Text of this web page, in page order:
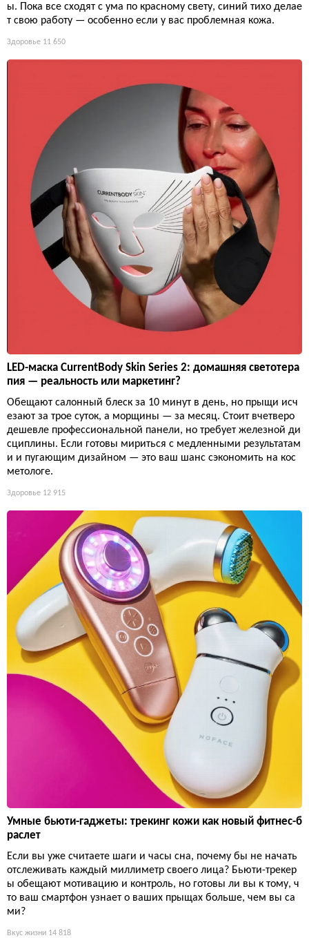
ы. Пока все сходят с ума по красному свету, синий тихо делае
т свою работу — особенно если у вас проблемная кожа.
Здоровье 11 650
LED-маска CurrentBody Skin Series 2: домашняя светотера
пия — реальность или маркетинг?
Обещают салонный блеск за 10 минут в день, но прыщи исч
езают за трое суток, а морщины — за месяц. Стоит вчетверо
дешевле профессиональной панели, но требует железной ди
сциплины. Если готовы мириться с медленными результатам
и и пугающим дизайном — это ваш шанс сэкономить на кос
метологе.
Здоровье 12 915
Умные бьюти-гаджеты: трекинг кожи как новый фитнес-б
раслет
Если вы уже считаете шаги и часы сна, почему бы не начать
отслеживать каждый миллиметр своего лица? Бьюти-трекер
ы обещают мотивацию и контроль, но готовы ли вы к тому, ч
то ваш смартфон узнает о ваших прыщах больше, чем вы са
ми?
Вкус жизни 14 818